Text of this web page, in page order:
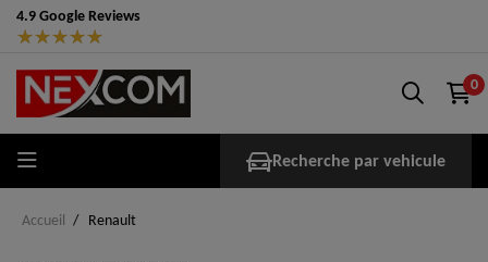
4.9 Google Reviews
★★★★★
0
Recherche par vehicule
Accueil Renault